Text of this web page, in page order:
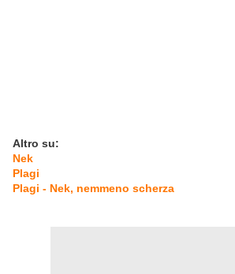
Altro su:
Nek
Plagi
Plagi - Nek, nemmeno scherza